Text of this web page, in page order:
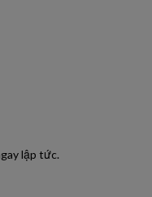
lập tức.